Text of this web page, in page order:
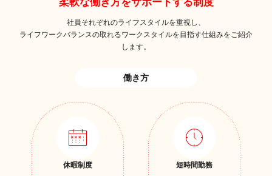
社員それぞれのライフスタイルを重視し、
ライフワークバランスの取れるワークスタイルを目指す仕組みをご紹介
します。
働き方
休暇制度
短時間勤務